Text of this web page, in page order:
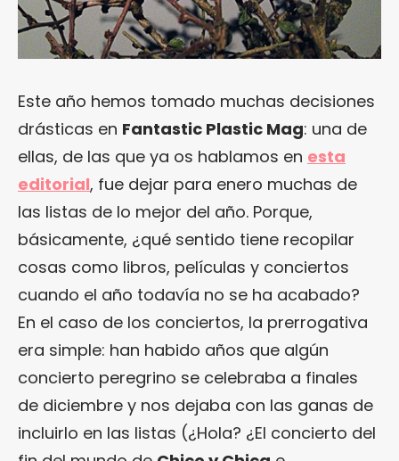
Este año hemos tomado muchas decisiones
drásticas en Fantastic Plastic Mag: una de
ellas, de las que ya os hablamos en esta
editorial, fue dejar para enero muchas de
las listas de lo mejor del año. Porque,
básicamente, ¿qué sentido tiene recopilar
cosas como libros, películas y conciertos
cuando el año todavía no se ha acabado?
En el caso de los conciertos, la prerrogativa
era simple: han habido años que algún
concierto peregrino se celebraba a finales
de diciembre y nos dejaba con las ganas de
incluirlo en las listas (¿Hola? ¿El concierto del